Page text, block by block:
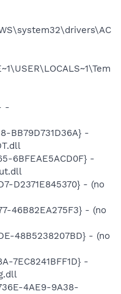
-
BB79D731D36A} -
6BFEAE5ACD0F} -
D2371E845370} - (no
46B82EA275F3} - (no
48B5238207BD} - (no
7EC8241BFF1D} -
4AE9-9A38-